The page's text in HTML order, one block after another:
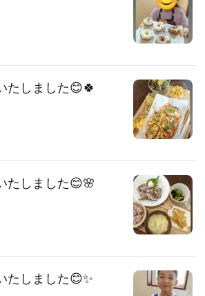
たしました😊🍀
たしました😊🌸
たしました😊✨